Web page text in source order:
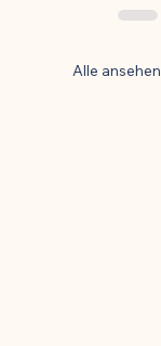
Alle ansehen